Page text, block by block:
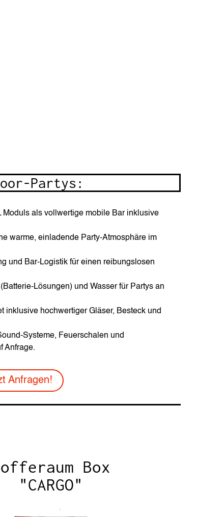
Partys:
Moduls als vollwertige mobile Bar inklusive
warme, einladende Party-Atmosphäre im
und Bar-Logistik für einen reibungslosen
Lösungen) und Wasser für Partys an
inklusive hochwertiger Gläser, Besteck und
Systeme, Feuerschalen und
Anfrage.
Anfragen!
Box
"CARGO"